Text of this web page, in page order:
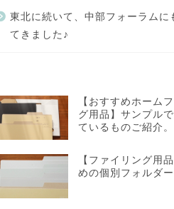
東北に続いて、中部フォーラムに
てきました♪
【おすすめホーム
グ用品】サンプル
ているものご紹介。
【ファイリング用
めの個別フォルダー